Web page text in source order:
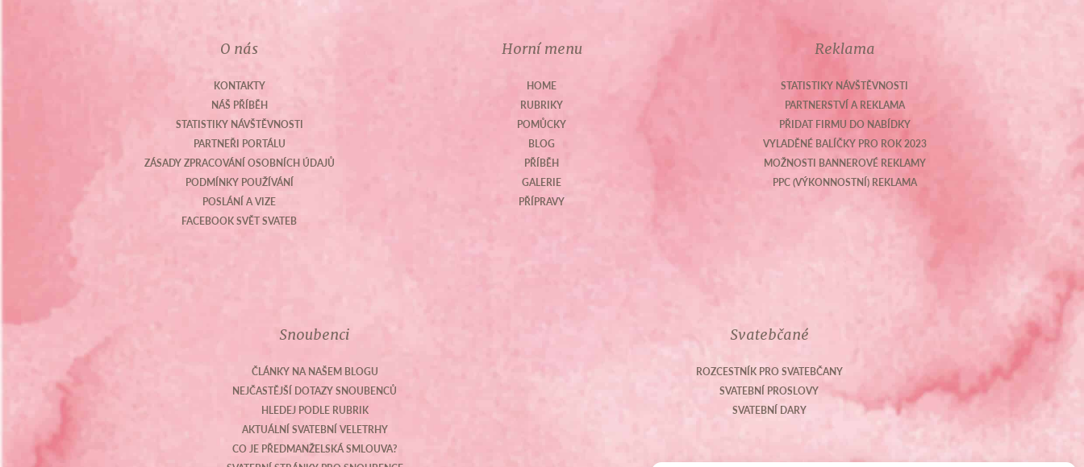
O nás
KONTAKTY
NÁŠ PŘÍBĚH
STATISTIKY NÁVŠTĚVNOSTI
PARTNEŘI PORTÁLU
ZÁSADY ZPRACOVÁNÍ OSOBNÍCH ÚDAJŮ
PODMÍNKY POUŽÍVÁNÍ
POSLÁNÍ A VIZE
FACEBOOK SVĚT SVATEB
Horní menu
HOME
RUBRIKY
POMŮCKY
BLOG
PŘÍBĚH
GALERIE
PŘÍPRAVY
Reklama
STATISTIKY NÁVŠTĚVNOSTI
PARTNERSTVÍ A REKLAMA
PŘIDAT FIRMU DO NABÍDKY
VYLADĚNÉ BALÍČKY PRO ROK 2023
MOŽNOSTI BANNEROVÉ REKLAMY
PPC (VÝKONNOSTNÍ) REKLAMA
Snoubenci
ČLÁNKY NA NAŠEM BLOGU
NEJČASTĚJŠÍ DOTAZY SNOUBENCŮ
HLEDEJ PODLE RUBRIK
AKTUÁLNÍ SVATEBNÍ VELETRHY
CO JE PŘEDMANŽELSKÁ SMLOUVA?
Svatebčané
ROZCESTNÍK PRO SVATEBČANY
SVATEBNÍ PROSLOVY
SVATEBNÍ DARY